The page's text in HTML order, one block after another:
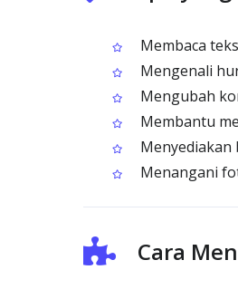
Membaca
Mengenali
Mengubah
Membantu
Menangani
Cara